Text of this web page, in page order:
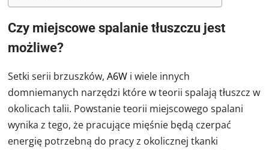
Czy miejscowe spalanie tłuszczu jest
możliwe?
Setki serii brzuszków,A6W i wiele innych
domniemanych narzędzi które w teorii spalają tłuszcz w
okolicach talii. Powstanie teorii miejscowego spalani
wynika z tego, że pracujące mięśnie będą czerpać
energię potrzebną do pracy z okolicznej tkanki